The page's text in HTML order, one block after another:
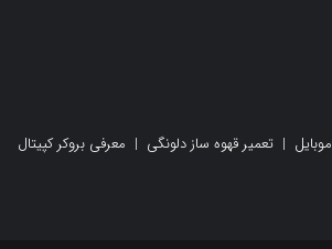
موبایل | تعمیر قهوه ساز دلونگی | معرفی بروکر کپیتال